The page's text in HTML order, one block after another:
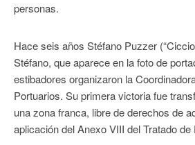
personas.
Hace seis años Stéfano Puzzer
Stéfano, que aparece en la foto de
estibadores organizaron la
Portuarios. Su primera victoria fue
una zona franca, libre de derechos de
aplicación del Anexo VIII del Tratado